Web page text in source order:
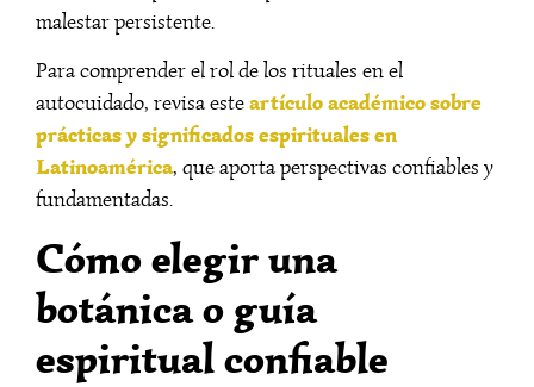
malestar persistente.
Para comprender el rol de los rituales en el
autocuidado, revisa esteartículo académico sobre
prácticas y significados espirituales en
Latinoamérica, que aporta perspectivas confiables y
fundamentadas.
Cómo elegir una
botánica o guía
espiritual confiable